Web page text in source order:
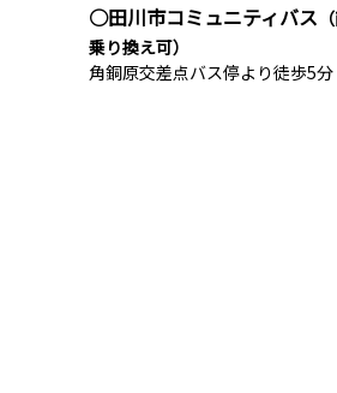
○田川市コミュニティバス
乗り換え可）
角銅原交差点バス停より徒歩5分